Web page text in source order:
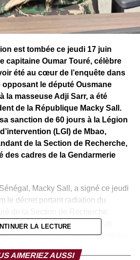
est tombée ce jeudi 17 juin
capitaine Oumar Touré, célèbre
été au cœur de l’enquête dans
opposant le député Ousmane
la masseuse Adji Sarr, a été
de la République Macky Sall.
sanction de 60 jours à la Légion
(LGI) de Mbao,
de la Section de Recherche,
des cadres de la Gendarmerie
Sénégal, Macky Sall, a signé ce jeudi
le décret portant radiation du
sanctionné pour “
la probité et les devoirs généraux
LA LECTURE
AIMERIEZ AUSSI